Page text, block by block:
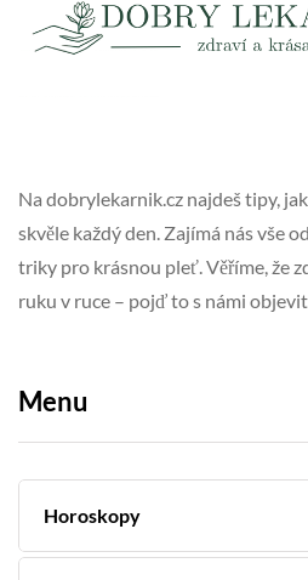
Na dobrylekarnik.cz najdeš tipy,
skvěle každý den. Zajímá nás vše
triky pro krásnou pleť. Věříme, že
ruku v ruce – pojď to s námi
Menu
Horoskopy